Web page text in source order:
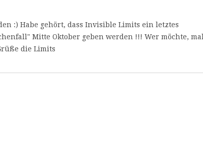
:) Habe gehört, dass Invisible Limits ein letztes
Mitte Oktober geben werden !!! Wer möchte, mal
die Limits